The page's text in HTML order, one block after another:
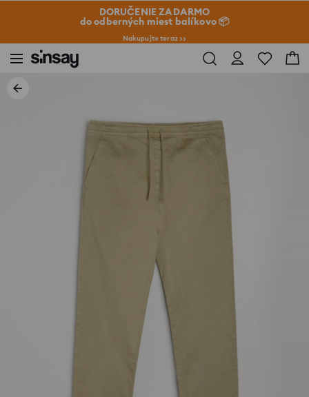
DORUČENIE ZADARMO
do odberných miest balíkovo 📦
Nakupujte teraz >>